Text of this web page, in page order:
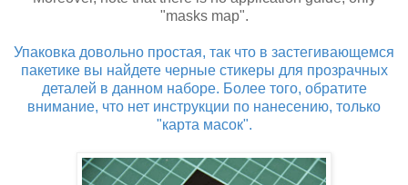
"masks map".
Упаковка довольно простая, так что в застегивающемся
пакетике вы найдете черные стикеры для прозрачных
деталей в данном наборе. Более того, обратите
внимание, что нет инструкции по нанесению, только
"карта масок".